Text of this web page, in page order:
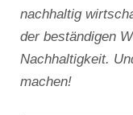
nachhaltig
der beständigen
Nachhaltigkeit.
machen!